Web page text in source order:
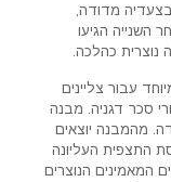
מדודה,
הגיעו
נוצרית כהלכה.
עבור צליינים
סכר דגניה. מבנה
מהמבנה יוצאים
התצפית העליונה
המאמינים הנוצרים